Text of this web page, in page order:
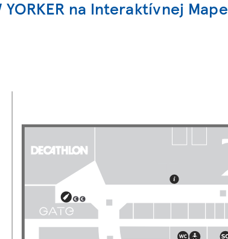
YORKER na Interaktívnej Mape